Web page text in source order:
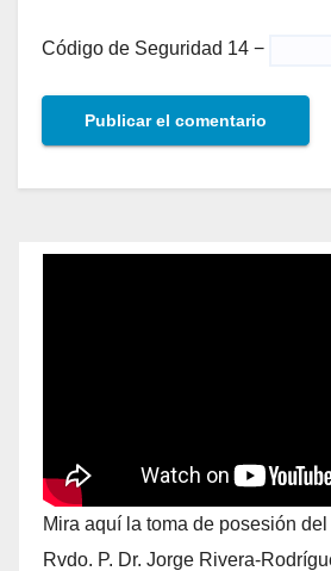
Código de Seguridad 14 −
Mira aquí la toma de posesión
Rvdo. P. Dr. Jorge Rivera-